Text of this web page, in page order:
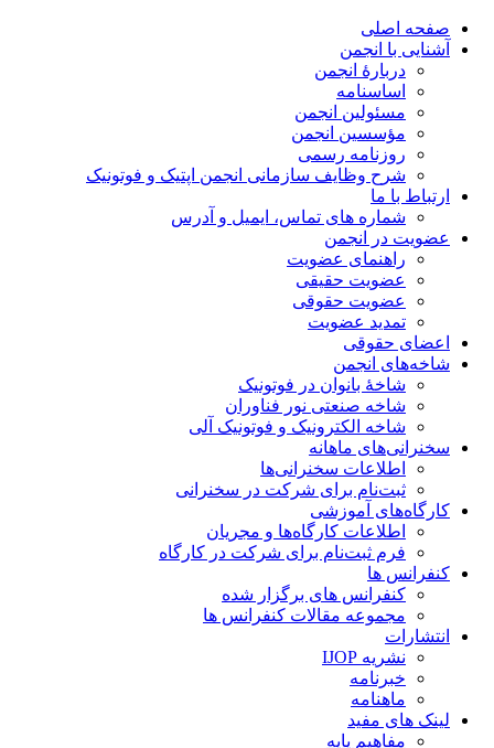
صفحه اصلی
آشنایی با انجمن
دربارۀ انجمن
اساسنامه
مسئولین انجمن
مؤسسین انجمن
روزنامه رسمی
شرح وظایف سازمانی انجمن اپتیک و فوتونیک
ارتباط با ما
شماره های تماس، ایمیل و آدرس
عضویت در انجمن
راهنمای عضویت
عضویت حقیقی
عضویت حقوقی
تمدید عضویت
اعضای حقوقی
شاخه‌های انجمن
شاخۀ بانوان در فوتونیک
شاخه صنعتی نور فناوران
شاخه‌ الکترونیک و فوتونیک آلی
سخنرانی‌های ماهانه
اطلاعات سخنرانی‌‌ها
ثبت‌نام برای شرکت در سخنرانی
کارگاه‌های آموزشی
اطلاعات کارگاه‌ها و مجریان
فرم ثبت‌نام برای شرکت در کارگاه
کنفرانس ها
کنفرانس های برگزار شده
مجموعه مقالات کنفرانس ها
انتشارات
نشریه IJOP
خبرنامه
ماهنامه
لینک های مفید
مفاهیم پایه